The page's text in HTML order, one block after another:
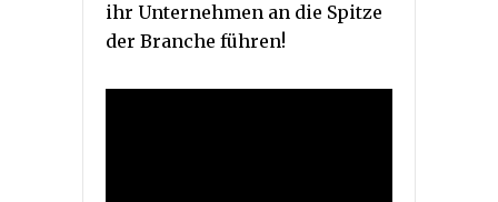
ihr Unternehmen an die Spitze
der Branche führen!